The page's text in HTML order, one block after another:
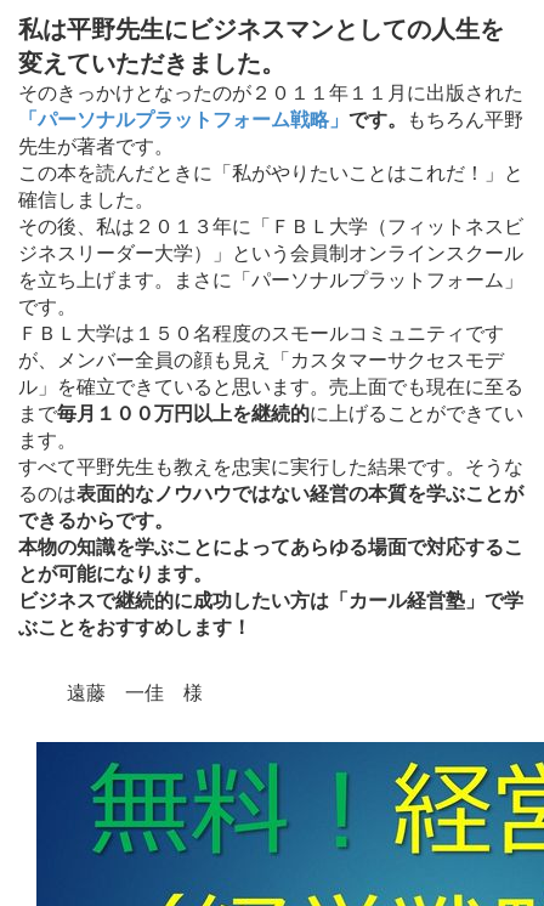
私は平野先生にビジネスマンとしての人生を
変えていただきました。
そのきっかけとなったのが２０１１年１１月に出版された
「パーソナルプラットフォーム戦略」 です。 もちろん平野
先生が著者です。
この本を読んだときに「私がやりたいことはこれだ！」と
確信しました。
その後、私は２０１３年に「ＦＢＬ大学（フィットネスビ
ジネスリーダー大学）」という会員制オンラインスクール
を立ち上げます。まさに「パーソナルプラットフォーム」
です。
ＦＢＬ大学は１５０名程度のスモールコミュニティです
が、メンバー全員の顔も見え「カスタマーサクセスモデ
ル」を確立できていると思います。売上面でも現在に至る
まで毎月１００万円以上を継続的に上げることができてい
ます。
すべて平野先生も教えを忠実に実行した結果です。そうな
るのは表面的なノウハウではない経営の本質を学ぶことが
できるからです。
本物の知識を学ぶことによってあらゆる場面で対応するこ
とが可能になります。
ビジネスで継続的に成功したい方は「カール経営塾」で学
ぶことをおすすめします！
遠藤 一佳 様